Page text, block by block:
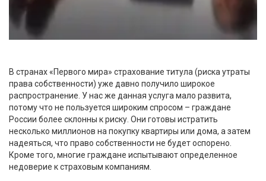
В странах «Первого мира» страхование титула (риска утраты
права собственности) уже давно получило широкое
распространение. У нас же данная услуга мало развита,
потому что не пользуется широким спросом – граждане
России более склонны к риску. Они готовы истратить
несколько миллионов на покупку квартиры или дома, а затем
надеяться, что право собственности не будет оспорено.
Кроме того, многие граждане испытывают определенное
недоверие к страховым компаниям.